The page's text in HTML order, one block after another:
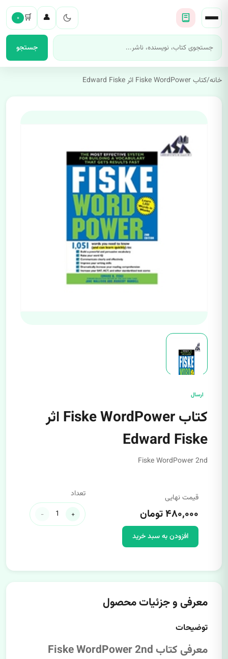
جستجو
👤
🛒 ۰
خانه/کتاب Fiske WordPower اثر Edward Fiske
ارسال
کتاب Fiske WordPower اثر
Edward Fiske
Fiske WordPower 2nd
قیمت نهایی
۴۸۰,۰۰۰ تومان
تعداد
+
-
افزودن به سبد خرید
معرفی و جزئیات محصول
توضیحات
معرفی کتاب Fiske WordPower 2nd